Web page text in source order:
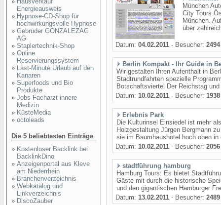
Energieausweis
» Hypnose-CD-Shop für
hochwirkungsvolle Hypnose
» Gebrüder GONZALEZAG
AG
» Staplertechnik-Shop
» Online
Reservierungssystem
» Last-Minute Urlaub auf den
Kanaren
» Superfoods und Bio
Produkte
» Jobs Facharzt innere
Medizin
» KüsteMedia
» octoleads
Die 5 beliebtesten Einträge
» Kostenloser Backlink bei
BacklinkDino
» Anzeigenportal aus Kleve
am Niederrhein
» Branchenverzeichnis
» Webkatalog und
Linkverzeichnis
» DiscoZauber
München
City Tours
München.
über
Datum: 04.02.2011 - Besucher: 2494
Berlin Kompakt - Ihr Guide in
Wir gestalten Ihren Aufenthalt in
Stadtrundfahrten spezielle
Botschaftsviertel Der Reichstag
Datum: 10.02.2011 - Besucher: 1938
Erlebnis Park
Die Kulturinsel Einsiedel ist mehr
Holzgestaltung Jürgen Bergmann
sie im Baumhaushotel hoch oben
Datum: 10.02.2011 - Besucher: 2056
stadtführung hamburg
Hamburg Tours: Es bietet
Gäste mit durch die historische
und den gigantischen Hamburger
Datum: 13.02.2011 - Besucher: 2489